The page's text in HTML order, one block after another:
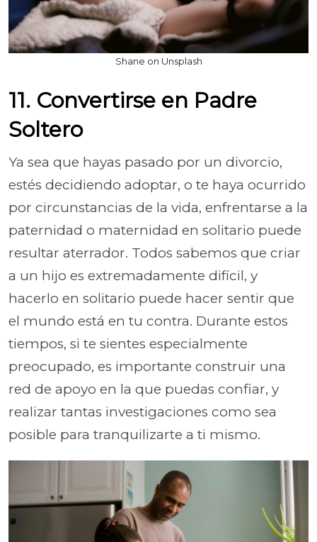
Shane on Unsplash
11. Convertirse en Padre
Soltero
Ya sea que hayas pasado por un divorcio,
estés decidiendo adoptar, o te haya ocurrido
por circunstancias de la vida, enfrentarse a la
paternidad o maternidad en solitario puede
resultar aterrador. Todos sabemos que criar
a un hijo es extremadamente difícil, y
hacerlo en solitario puede hacer sentir que
el mundo está en tu contra. Durante estos
tiempos, si te sientes especialmente
preocupado, es importante construir una
red de apoyo en la que puedas confiar, y
realizar tantas investigaciones como sea
posible para tranquilizarte a ti mismo.